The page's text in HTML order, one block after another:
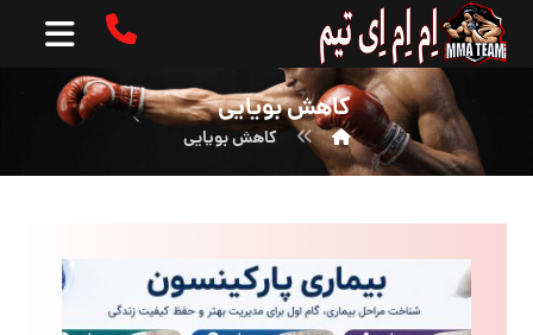
کاهش بویایی
کاهش بویایی